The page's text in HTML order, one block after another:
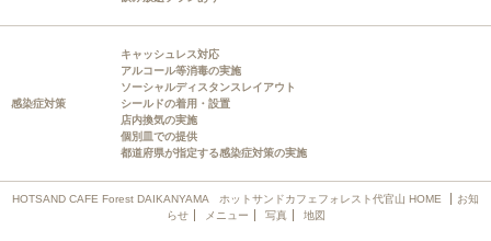
感染症対策
キャッシュレス対応
アルコール等消毒の実施
ソーシャルディスタンスレイアウト
シールドの着用・設置
店内換気の実施
個別皿での提供
都道府県が指定する感染症対策の実施
HOTSAND CAFE Forest DAIKANYAMA ホットサンドカフェフォレスト代官山 HOME
お知
らせ
メニュー 写真 地図